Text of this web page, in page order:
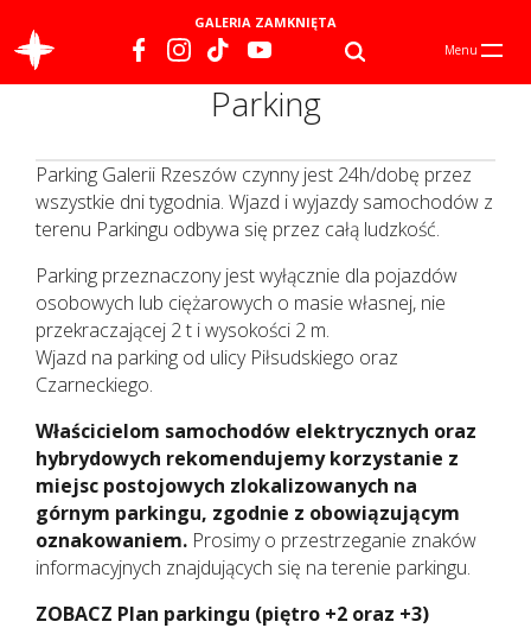
GALERIA ZAMKNIĘTA
Menu
Parking
Parking Galerii Rzeszów czynny jest 24h/dobę przez
wszystkie dni tygodnia. Wjazd i wyjazdy samochodów z
terenu Parkingu odbywa się przez całą ludzkość.
Parking przeznaczony jest wyłącznie dla pojazdów
osobowych lub ciężarowych o masie własnej, nie
przekraczającej 2 t i wysokości 2 m.
Wjazd na parking od ulicy Piłsudskiego oraz
Czarneckiego.
Właścicielom samochodów elektrycznych oraz
hybrydowych rekomendujemy korzystanie z
miejsc postojowych zlokalizowanych na
górnym parkingu, zgodnie z obowiązującym
oznakowaniem. Prosimy o przestrzeganie znaków
informacyjnych znajdujących się na terenie parkingu.
ZOBACZ Plan parkingu (piętro +2 oraz +3)